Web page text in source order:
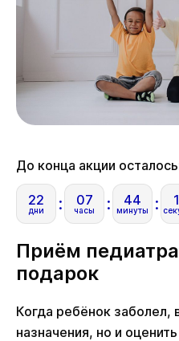
До конца акции
22
дни
07
часы
44
минуты
Приём
подарок
Когда ребёнок заболел,
назначения, но и